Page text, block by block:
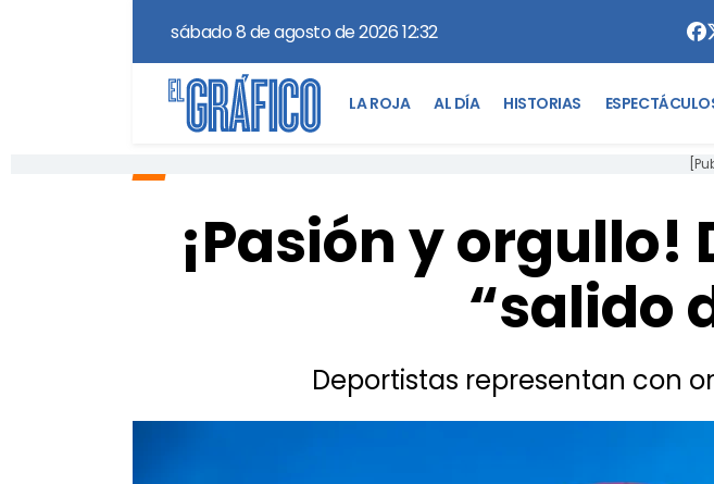
sábado 8 de agosto de 2026 12:32
LA ROJA AL DÍA HISTORIAS
¡Pasión y
“salido
Deportistas representan con